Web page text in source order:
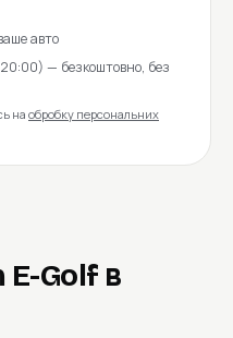
авто
— безкоштовно, без
на обробку персональних
E-Golf в